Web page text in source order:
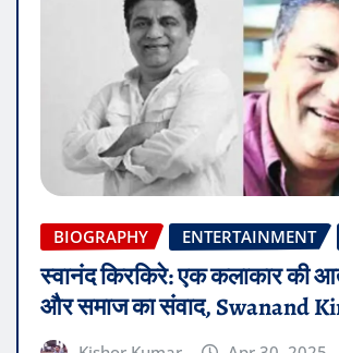
BIOGRAPHY ENTERTAINMENT
स्वानंद किरकिरे: एक कलाकार की
और समाज का संवाद, Swanand